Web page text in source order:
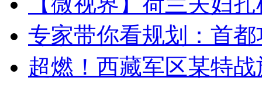
专家带你看规划：首
超燃！西藏军区某特